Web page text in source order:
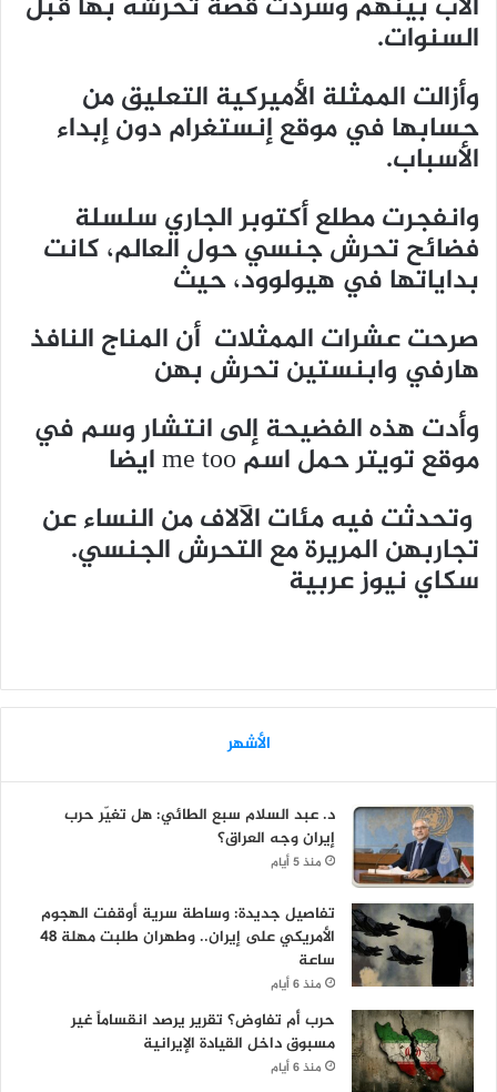
السنوات.
وأزالت الممثلة الأميركية التعليق من
حسابها في موقع إنستغرام دون إبداء
الأسباب.
وانفجرت مطلع أكتوبر الجاري سلسلة
فضائح تحرش جنسي حول العالم، كانت
بداياتها في هيولوود، حيث
صرحت عشرات الممثلات أن المناج النافذ
هارفي وابنستين تحرش بهن
وأدت هذه الفضيحة إلى انتشار وسم في
موقع تويتر حمل اسم me too ايضا
وتحدثت فيه مئات الآلاف من النساء عن
تجاربهن المريرة مع التحرش الجنسي.
سكاي نيوز عربية
الأشهر
د. عبد السلام سبع الطائي: هل تغيّر حرب
إيران وجه العراق؟
منذ 5 أيام
تفاصيل جديدة: وساطة سرية أوقفت الهجوم
الأمريكي على إيران.. وطهران طلبت مهلة 48
ساعة
منذ 6 أيام
حرب أم تفاوض؟ تقرير يرصد انقساماً غير
مسبوق داخل القيادة الإيرانية
منذ 6 أيام